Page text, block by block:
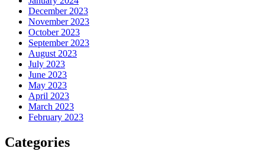
December 2023
November 2023
October 2023
September 2023
August 2023
July 2023
June 2023
May 2023
April 2023
March 2023
February 2023
Categories